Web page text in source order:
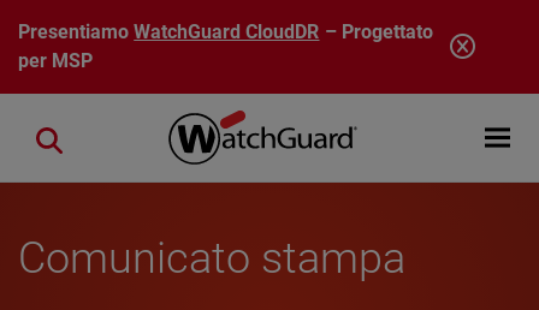
Salta al contenuto principale
PresentiamoWatchGuard CloudDR – Progettato
per MSP
Open
Close search
Comunicato stampa